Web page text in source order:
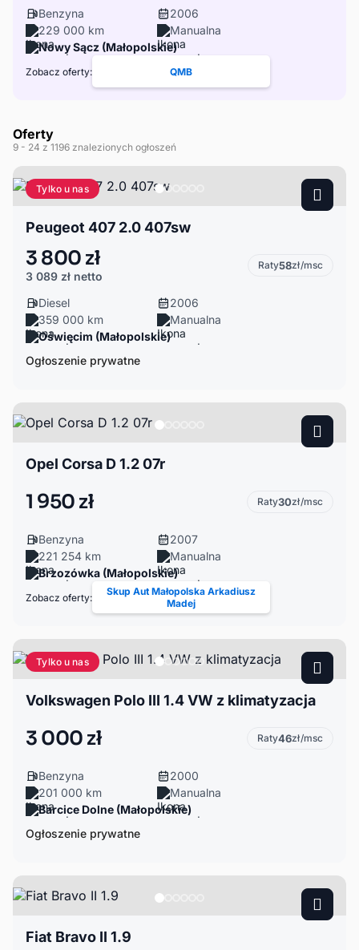
Benzyna
2006
229 000 km
Manualna
Nowy Sącz (Małopolskie)
Zobacz oferty: QMB
Oferty
9 - 24 z 1196 znalezionych ogłoszeń
Tylko u nas
Peugeot 407 2.0 407sw
3 800 zł
3 089 zł netto
Raty58zł/msc
Diesel
2006
359 000 km
Manualna
Oświęcim (Małopolskie)
Ogłoszenie prywatne
Opel Corsa D 1.2 07r
1 950 zł Raty30zł/msc
Benzyna
2007
221 254 km
Manualna
Brzozówka (Małopolskie)
Zobacz oferty:
Skup Aut Małopolska Arkadiusz
Madej
Tylko u nas
Volkswagen Polo III 1.4 VW z klimatyzacja
3 000 zł Raty46zł/msc
Benzyna
2000
201 000 km
Manualna
Barcice Dolne (Małopolskie)
Ogłoszenie prywatne
Fiat Bravo II 1.9